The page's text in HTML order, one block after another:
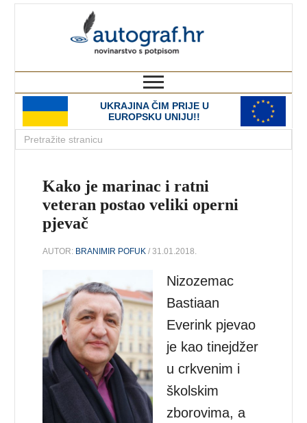
UKRAJINA ČIM PRIJE U
EUROPSKU UNIJU!!
Kako je marinac i ratni
veteran postao veliki operni
pjevač
AUTOR: BRANIMIR POFUK / 31.01.2018.
Nizozemac
Bastiaan
Everink pjevao
je kao tinejdžer
u crkvenim i
školskim
zborovima, a